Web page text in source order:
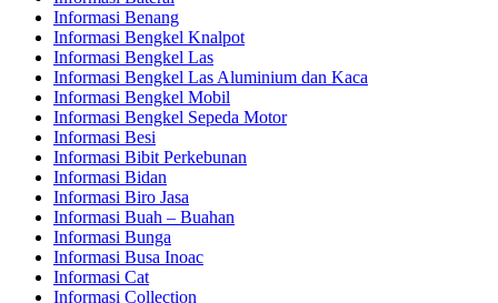
Informasi Benang
Informasi Bengkel Knalpot
Informasi Bengkel Las
Informasi Bengkel Las Aluminium dan Kaca
Informasi Bengkel Mobil
Informasi Bengkel Sepeda Motor
Informasi Besi
Informasi Bibit Perkebunan
Informasi Bidan
Informasi Biro Jasa
Informasi Buah – Buahan
Informasi Bunga
Informasi Busa Inoac
Informasi Cat
Informasi Collection